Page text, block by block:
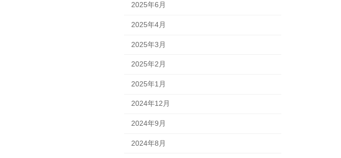
2025年6月
2025年4月
2025年3月
2025年2月
2025年1月
2024年12月
2024年9月
2024年8月